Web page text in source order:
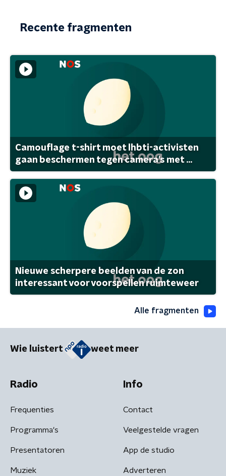
Recente fragmenten
Camouflage t-shirt moet lhbti-activisten
gaan beschermen tegen camera's met ...
Nieuwe scherpere beelden van de zon
interessant voor voorspellen ruimteweer
Alle fragmenten
Wie luistert weet meer
Radio
Frequenties
Programma's
Presentatoren
Muziek
Info
Contact
Veelgestelde vragen
App de studio
Adverteren